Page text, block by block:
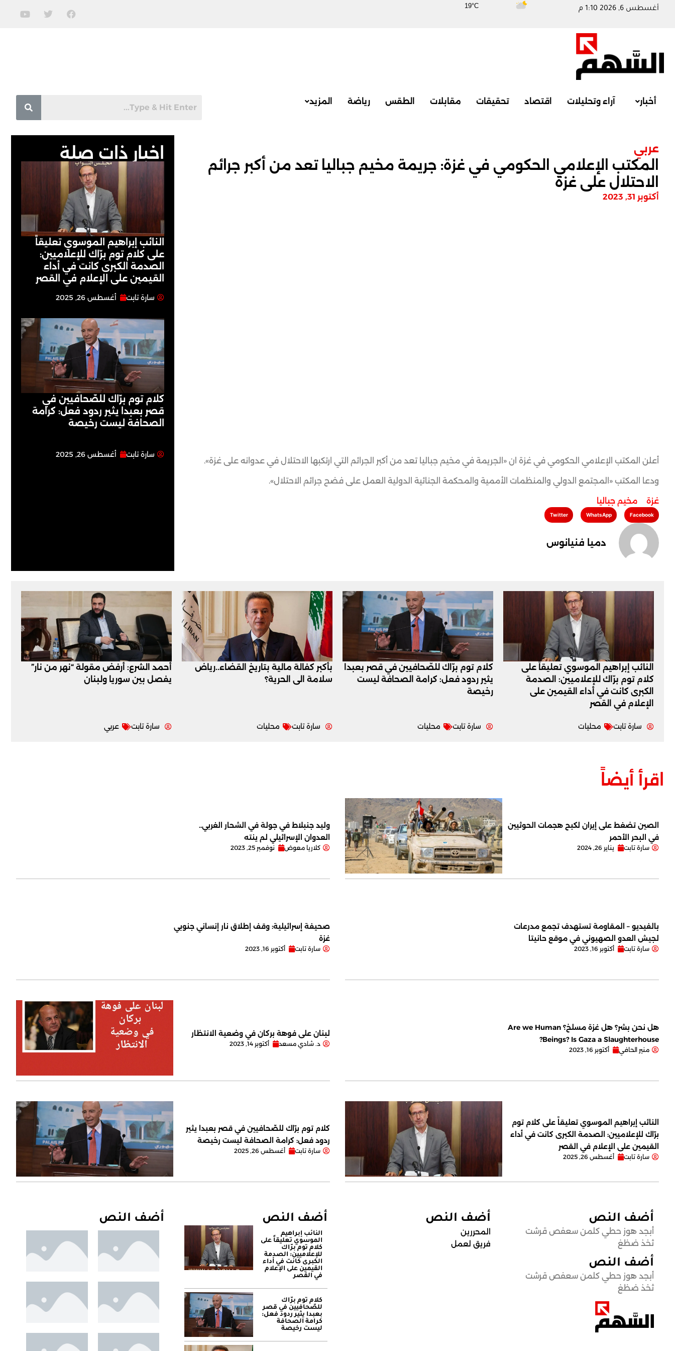
19°C أغسطس 6, 2026 1:10 م
أخبار آراء وتحليلات اقتصاد تحقيقات مقابلات الطقس رياضة المزيد
اخبار ذات صلة
النائب إبراهيم الموسوي تعليقاً
على كلام توم برّاك للإعلاميين:
الصدمة الكبرى كانت في أداء
القيمين على ‏الإعلام في القصر
سارة تابت أغسطس 26, 2025
كلام توم برّاك للصّحافيين في
قصر بعبدا يثير ردود فعل: كرامة
الصحافة ليست رخيصة
سارة تابت أغسطس 26, 2025
عربي
المكتب الإعلامي الحكومي في غزة: جريمة مخيم جباليا تعد من أكبر جرائم
الاحتلال على غزة
أكتوبر 31, 2023
أعلن المكتب الإعلامي الحكومي في غزة ان «الجريمة في مخيم جباليا تعد من أكبر الجرائم التي ارتكبها الاحتلال في عدوانه على غزة».
ودعا المكتب «المجتمع الدولي والمنظمات الأممية والمحكمة الجنائية الدولية العمل على فضح جرائم الاحتلال».
غزة مخيم جباليا
Facebook
WhatsApp
Twitter
دميا فنيانوس
النائب إبراهيم الموسوي تعليقاً على
كلام توم برّاك للإعلاميين: الصدمة
الكبرى كانت في أداء القيمين على
‏الإعلام في القصر
سارة تابت محليات
كلام توم برّاك للصّحافيين في قصر بعبدا
يثير ردود فعل: كرامة الصحافة ليست
رخيصة
سارة تابت محليات
بأكبر كفالة مالية بتاريخ القضاء..رياض
سلامة الى الحرية؟
سارة تابت محليات
أحمد الشرع: أرفض مقولة “نهر من نار”
يفصل بين سوريا ولبنان
سارة تابت عربي
اقرأ أيضاً
الصين تضغط على إيران لكبح هجمات الحوثيين
في البحر الأحمر
سارة تابت يناير 26, 2024
وليد جنبلاط في جولة في الشحار الغربي..
العدوان الإسرائيلي لم ينته
كلاريا معوض نوفمبر 25, 2023
بالفيديو – المقاومة تستهدف تجمع مدرعات
لجيش العدو الصهيوني في موقع حانيتا
سارة تابت أكتوبر 16, 2023
صحيفة إسرائيلية: وقف إطلاق نار إنساني جنوبي
غزة
سارة تابت أكتوبر 16, 2023
هل نحن بشر؟ هل غزة مسلخ؟ Are we Human
Beings? Is Gaza a Slaughterhouse?
منير الحافي أكتوبر 16, 2023
لبنان على فوهة بركان في وضعية الانتظار
د. شادي مسعد أكتوبر 14, 2023
النائب إبراهيم الموسوي تعليقاً على كلام توم
برّاك للإعلاميين: الصدمة الكبرى كانت في أداء
القيمين على ‏الإعلام في القصر
سارة تابت أغسطس 26, 2025
كلام توم برّاك للصّحافيين في قصر بعبدا يثير
ردود فعل: كرامة الصحافة ليست رخيصة
سارة تابت أغسطس 26, 2025
أضف النص
أبجد هوز حطي كلمن سعفص قرشت
ثخذ ضظغ
أضف النص
أبجد هوز حطي كلمن سعفص قرشت
ثخذ ضظغ
أضف النص
المحررين
فريق لعمل
أضف النص
النائب إبراهيم
الموسوي تعليقاً على
كلام توم برّاك
للإعلاميين: الصدمة
الكبرى كانت في أداء
القيمين على ‏الإعلام
في القصر
كلام توم برّاك
للصّحافيين في قصر
بعبدا يثير ردود فعل:
كرامة الصحافة
ليست رخيصة
أضف النص